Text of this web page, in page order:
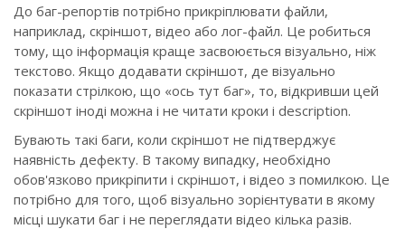
До баг-репортів потрібно прикріплювати файли,
наприклад, скріншот, відео або лог-файл. Це робиться
тому, що інформація краще засвоюється візуально, ніж
текстово. Якщо додавати скріншот, де візуально
показати стрілкою, що «ось тут баг», то, відкривши цей
скріншот іноді можна і не читати кроки і description.
Бувають такі баги, коли скріншот не підтверджує
наявність дефекту. В такому випадку, необхідно
обов'язково прикріпити і скріншот, і відео з помилкою. Це
потрібно для того, щоб візуально зорієнтувати в якому
місці шукати баг і не переглядати відео кілька разів.